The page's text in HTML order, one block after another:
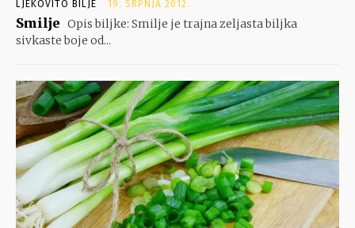
LJEKOVITO BILJE 19. SRPNJA 2012.
Smilje Opis biljke: Smilje je trajna zeljasta biljka
sivkaste boje od...